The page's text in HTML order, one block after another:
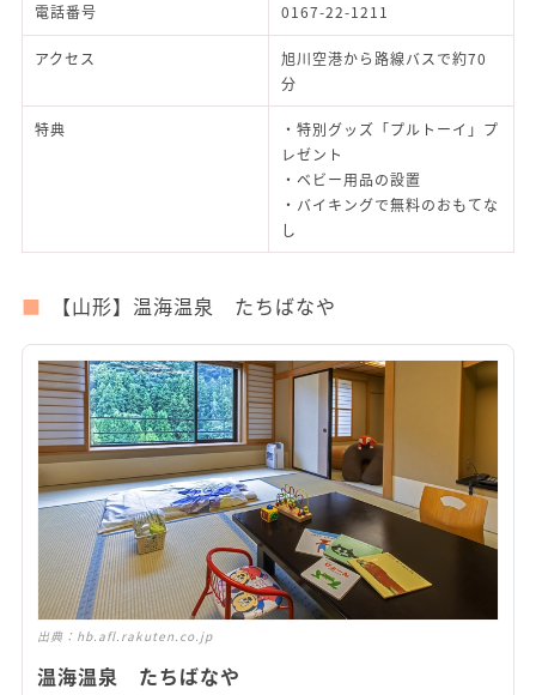
電話番号 0167-22-1211
アクセス
旭川空港から路線バスで約70
分
特典
・特別グッズ「プルトーイ」プ
レゼント
・ベビー用品の設置
・バイキングで無料のおもてな
し
【山形】温海温泉 たちばなや
出典： hb.afl.rakuten.co.jp
温海温泉 たちばなや